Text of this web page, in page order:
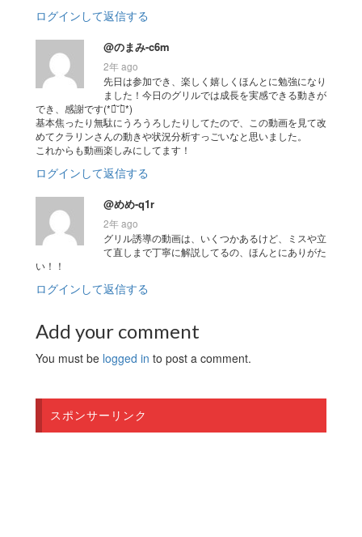
ログインして返信する
@のまみ-c6m
2年 ago
先日は参加でき、楽しく嬉しくほんとに勉強になり
ました！今日のグリルでは成長を実感できる動きが
でき、感謝です(*ฅ́˘ฅ̀*)
基本焦ったり無駄にうろうろしたりしてたので、この動画を見て改
めてクラリンさんの動きや状況分析すっごいなと思いました。
これからも動画楽しみにしてます！
ログインして返信する
@めめ-q1r
2年 ago
グリル誘導の動画は、いくつかあるけど、ミスや立
て直しまで丁寧に解説してるの、ほんとにありがた
い！！
ログインして返信する
Add your comment
You must be logged in to post a comment.
スポンサーリンク